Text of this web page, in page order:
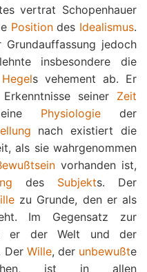
vertrat Schopenhauer
Positiondes Idealismus.
jedoch
insbesondere die
Hegels vehement ab. Er
seiner Zeit
Physiologieder
nach existiert die
als sie wahrgenommen
vorhanden ist,
des Subjekts. Der
zu Grunde, den er als
Im Gegensatz zur
er der Welt und der
Der Wille, der unbewußte
ist in allen